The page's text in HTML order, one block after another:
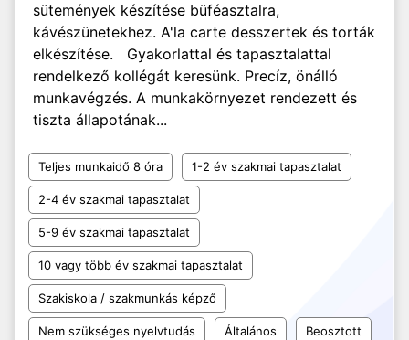
sütemények készítése büféasztalra,
kávészünetekhez. A'la carte desszertek és torták
elkészítése. Gyakorlattal és tapasztalattal
rendelkező kollégát keresünk. Precíz, önálló
munkavégzés. A munkakörnyezet rendezett és
tiszta állapotának...
Teljes munkaidő 8 óra 1-2 év szakmai tapasztalat
2-4 év szakmai tapasztalat
5-9 év szakmai tapasztalat
10 vagy több év szakmai tapasztalat
Szakiskola / szakmunkás képző
Nem szükséges nyelvtudás Általános Beosztott